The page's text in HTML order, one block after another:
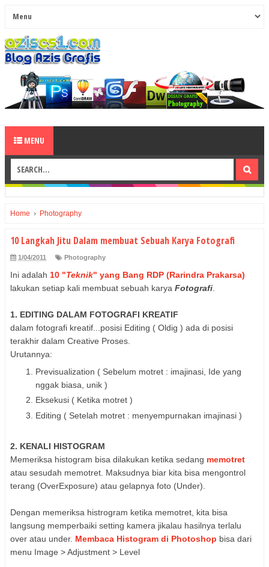
MENU
Home › Photography
10 Langkah Jitu Dalam membuat Sebuah Karya Fotografi
1/04/2011 Photography
Ini adalah 10 "Teknik" yang Bang RDP (Rarindra Prakarsa)
lakukan setiap kali membuat sebuah karya Fotografi
1. EDITING DALAM FOTOGRAFI KREATIF
dalam fotografi kreatif...posisi Editing ( Oldig ) ada di posisi
terakhir dalam Creative Proses.
Urutannya:
Previsualization ( Sebelum motret : imajinasi, Ide yang
nggak biasa, unik )
Eksekusi ( Ketika motret )
Editing ( Setelah motret : menyempurnakan imajinasi )
2. KENALI HISTOGRAM
Memeriksa histogram bisa dilakukan ketika sedang memotret
atau sesudah memotret. Maksudnya biar kita bisa mengontrol
terang (OverExposure) atau gelapnya foto (Under).
Dengan memeriksa histrogram ketika memotret, kita bisa
langsung memperbaiki setting kamera jikalau hasilnya terlalu
over atau under. Membaca Histogram di Photoshop bisa dari
menu Image > Adjustment > Level